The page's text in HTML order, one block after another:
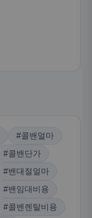
#콜밴얼마
#콜밴단가
#밴대절얼마
#밴임대비용
#콜밴렌탈비용